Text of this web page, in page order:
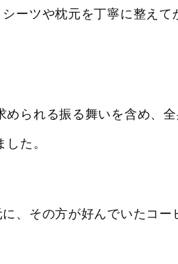
ーツや枕元を丁寧に整えて
られる振る舞いを含め、全
た。
、その方が好んでいたコー